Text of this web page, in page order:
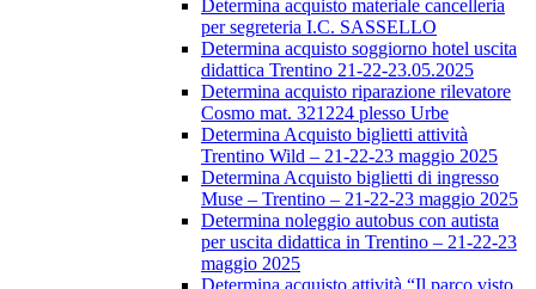
Determina acquisto materiale cancelleria
per segreteria I.C. SASSELLO
Determina acquisto soggiorno hotel uscita
didattica Trentino 21-22-23.05.2025
Determina acquisto riparazione rilevatore
Cosmo mat. 321224 plesso Urbe
Determina Acquisto biglietti attività
Trentino Wild – 21-22-23 maggio 2025
Determina Acquisto biglietti di ingresso
Muse – Trentino – 21-22-23 maggio 2025
Determina noleggio autobus con autista
per uscita didattica in Trentino – 21-22-23
maggio 2025